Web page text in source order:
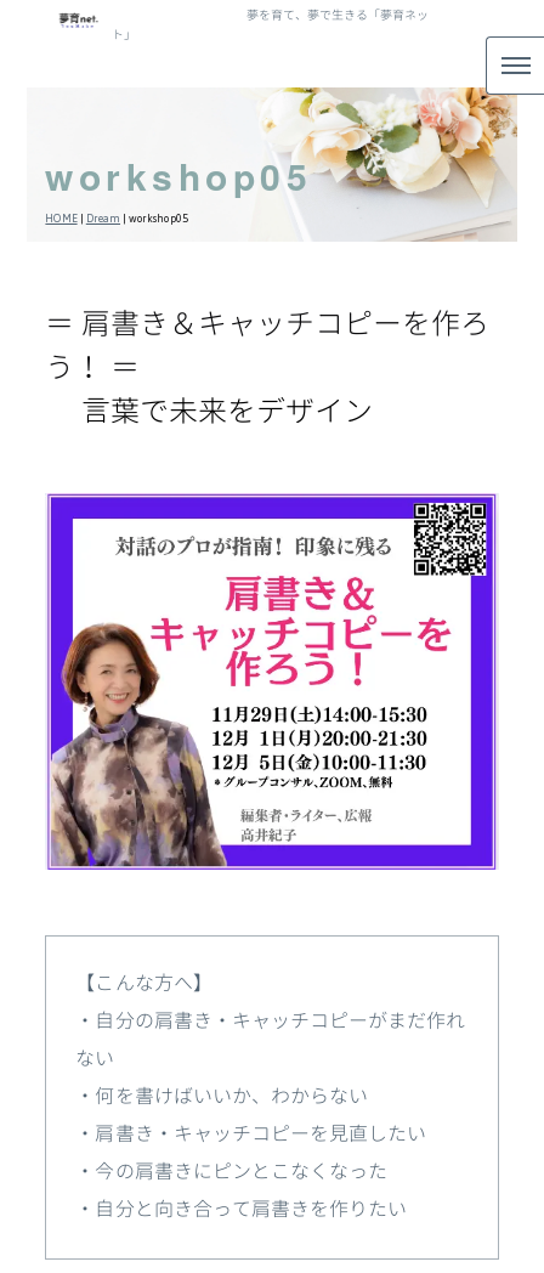
夢を育て、夢で生きる「夢育ネッ
ト」
workshop05
HOME|Dream|workshop05
＝ 肩書き＆キャッチコピーを作ろ
う！ ＝
言葉で未来をデザイン
【こんな方へ】
・自分の肩書き・キャッチコピーがまだ作れ
ない
・何を書けばいいか、わからない
・肩書き・キャッチコピーを見直したい
・今の肩書きにピンとこなくなった
・自分と向き合って肩書きを作りたい